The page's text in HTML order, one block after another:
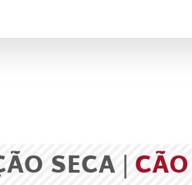
SECA | CÃO